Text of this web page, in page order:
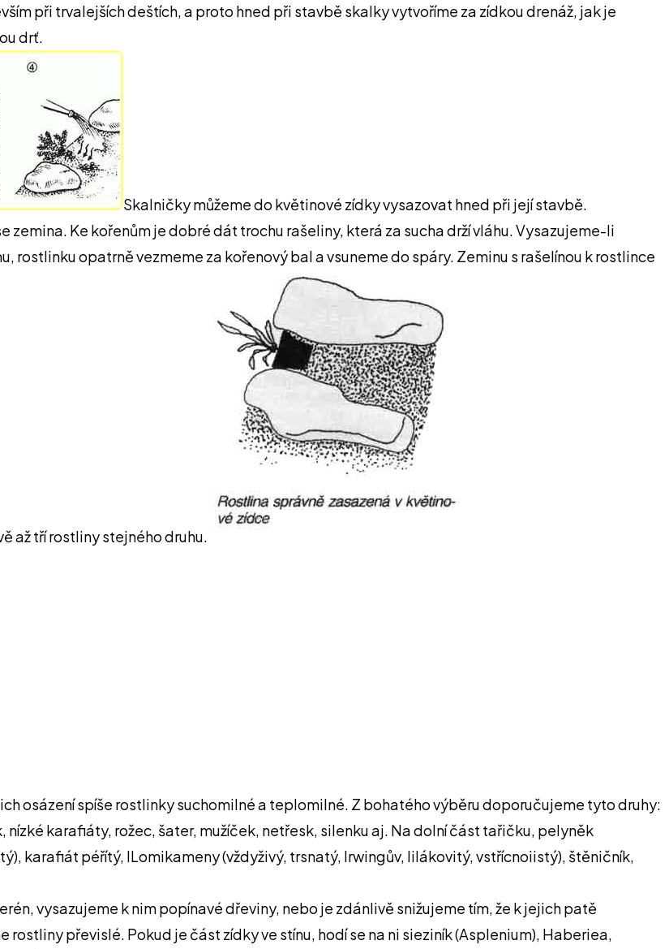
při trvalejších deštích, a proto hned při stavbě skalky vytvoříme za zídkou drenáž, jak je
drť.
Skalničky můžeme do květinové zídky vysazovat hned při její stavbě.
Ke kořenům je dobré dát trochu rašeliny, která za sucha drží vláhu. Vysazujeme-li
rostlinku opatrně vezmeme za kořenový bal a vsuneme do spáry. Zeminu s rašelínou k rostlince
až tří rostliny stejného druhu.
osázení spíše rostlinky suchomilné a teplomilné. Z bohatého výběru doporučujeme tyto druhy:
karafiáty, rožec, šater, mužíček, netřesk, silenku aj. Na dolní část tařičku, pelyněk
karafiát péřítý, lLomikameny (vždyživý, trsnatý, Irwingův, lilákovitý, vstřícnoiistý), štěničník,
vysazujeme k nim popínavé dřeviny, nebo je zdánlivě snižujeme tím, že k jejich patě
převislé. Pokud je část zídky ve stínu, hodí se na ni sieziník (Asplenium), Haberiea,